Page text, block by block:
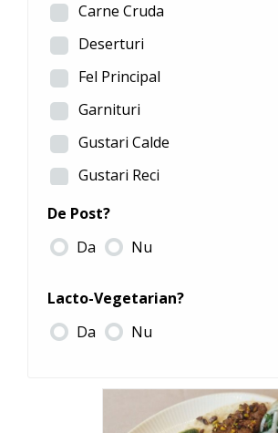
Carne Cruda
Deserturi
Fel Principal
Garnituri
Gustari Calde
Gustari Reci
Peste
Recomandari
Specialitati la Cuptor
Supe
De Post?
Da
Nu
Lacto-Vegetarian?
Da
Nu